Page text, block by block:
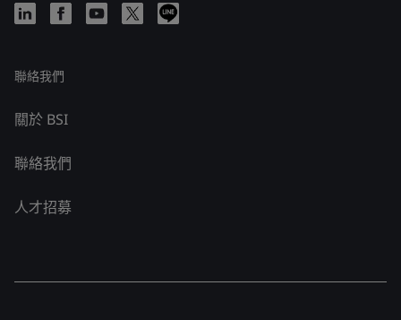
聯絡我們
關於 BSI
聯絡我們
人才招募